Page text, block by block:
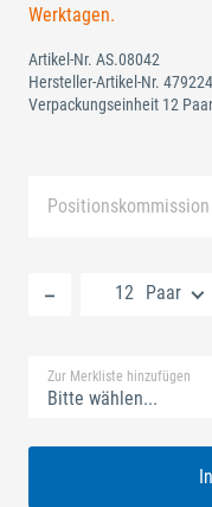
Werktagen.
Artikel-Nr. AS.08042
Hersteller-Artikel-Nr.
Verpackungseinheit 12 Paar
Paar
Zur Merkliste hinzufügen
Bitte wählen...